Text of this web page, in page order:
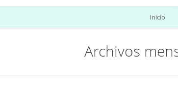
Inicio
Archivos